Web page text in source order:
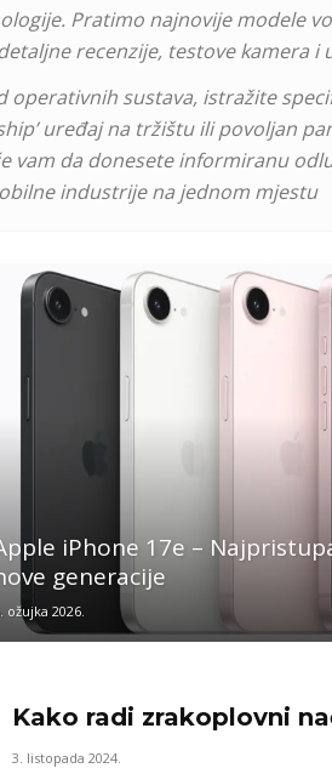
Pratimo najnovije modele
recenzije, testove kamera
operativnih sustava, istražite
uređaj na tržištu ili povoljan
vam da donesete informiranu
industrije na jednom mjestu
iPhone 17e –
generacije
ožujka 2026.
Kako radi zrakoplovni
3. listopada 2024.